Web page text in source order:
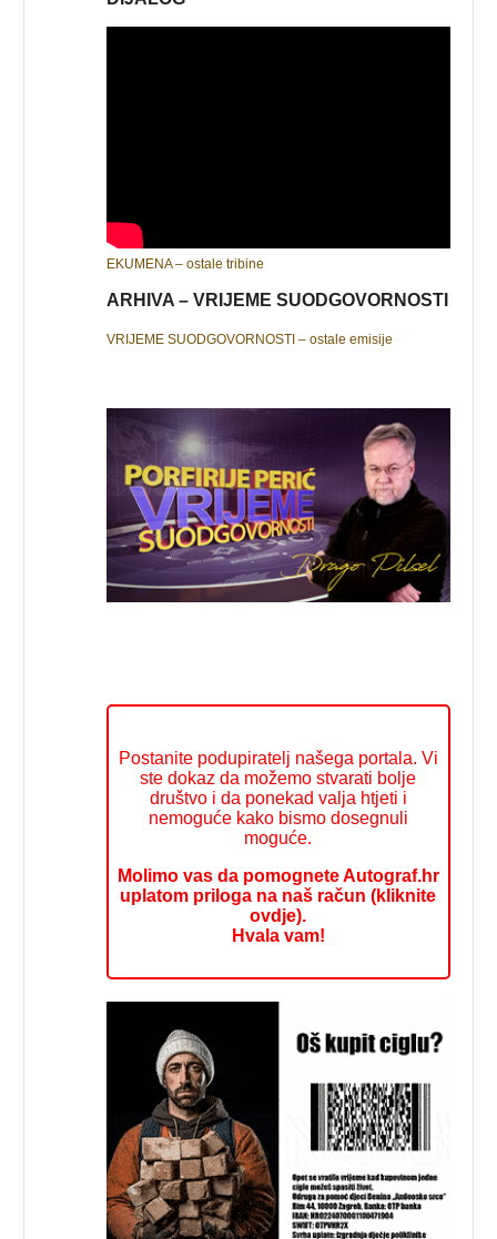
EKUMENA – ostale tribine
ARHIVA – VRIJEME SUODGOVORNOSTI
VRIJEME SUODGOVORNOSTI – ostale emisije
Postanite podupiratelj našega portala. Vi
ste dokaz da možemo stvarati bolje
društvo i da ponekad valja htjeti i
nemoguće kako bismo dosegnuli
moguće.
Molimo vas da pomognete Autograf.hr
uplatom priloga na naš račun (kliknite
ovdje).
Hvala vam!